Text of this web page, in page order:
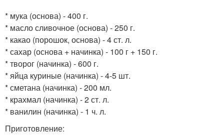
* мука (основа) - 400 г.
* масло сливочное (основа) - 250 г.
* какао (порошок, основа) - 4 ст. л.
* сахар (основа + начинка) - 100 г + 150 г.
* творог (начинка) - 600 г.
* яйца куриные (начинка) - 4-5 шт.
* сметана (начинка) - 200 мл.
* крахмал (начинка) - 2 ст. л.
* ванилин (начинка) - 1 ч. л.
Приготовление: